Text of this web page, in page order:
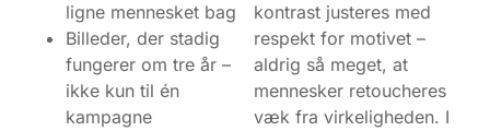
ligne mennesket bag
Billeder, der stadig
fungerer om tre år –
ikke kun til én
kampagne
kontrast justeres med
respekt for motivet –
aldrig så meget, at
mennesker retoucheres
væk fra virkeligheden. I